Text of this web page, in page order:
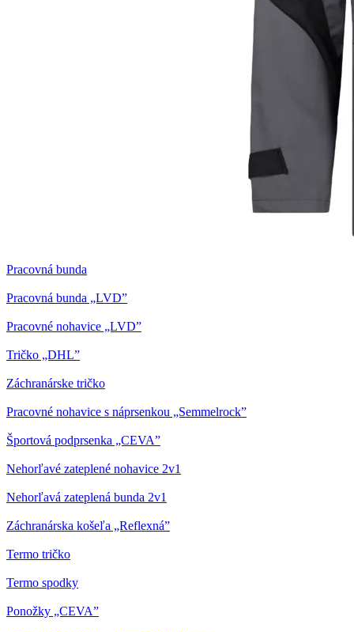
Pracovná bunda
Pracovná bunda „LVD”
Pracovné nohavice „LVD”
Tričko „DHL”
Záchranárske tričko
Pracovné nohavice s náprsenkou „Semmelrock”
Športová podprsenka „CEVA”
Nehorľavé zateplené nohavice 2v1
Nehorľavá zateplená bunda 2v1
Záchranárska košeľa „Reflexná”
Termo tričko
Termo spodky
Ponožky „CEVA”